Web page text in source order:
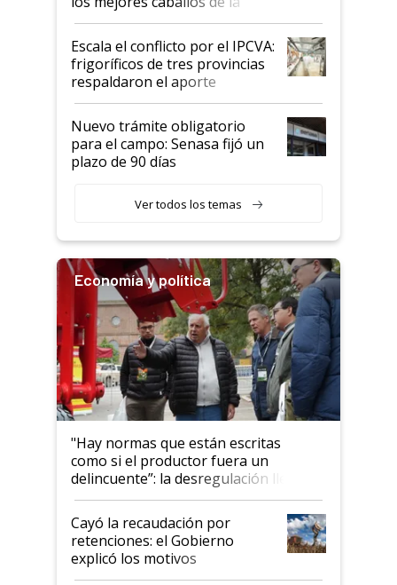
Argentina y los mitos que
todavía hacen sufrir a estos
animales: "Mientras me
descalificaban, yo seguí
haciendo currículum"
Escala el conflicto por el IPCVA:
frigoríficos de tres provincias
respaldaron el aporte
obligatorio
Nuevo trámite obligatorio
para el campo: Senasa fijó un
plazo de 90 días
Ver todos los temas
Economía y política
"Hay normas que están escritas
como si el productor fuera un
delincuente”: la desregulación llegó
al Congreso Aapresid y hasta se
habló del financiamiento al IPCVA
Cayó la recaudación por
retenciones: el Gobierno
explicó los motivos